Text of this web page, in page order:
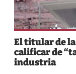
El titular de la
calificar de
industria